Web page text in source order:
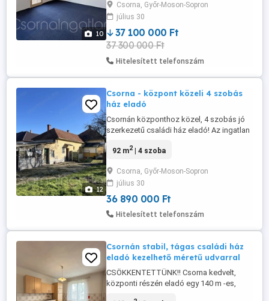
10
társasház - fűtés távhő által EGYÉB: -
bútorozatlan - közös kerékpártároló
CSORNA A kb. 10.000 fős város az M85-
ös gyorsforgalmi ...
Csorna, Győr-Moson-Sopron
július 30
37 100 000 Ft
37 300 000 Ft
Hitelesített telefonszám
12
Csorna - központ közeli 4 szobás
ház eladó
Csornán központhoz közel, 4 szobás jó
szerkezetű családi ház eladó! Az ingatlan
alapterülettel. HELYISÉGEK: - 4 szoba -
- közlekedő - műhely - kazánház,
padlásfeljáróval MŰSZAKI JELLEMZŐK: -
1970-es évben épült - felújítandó állapotú
92 m2| 4 szoba
Csorna, Győr-Moson-Sopron
július 30
36 890 000 Ft
Hitelesített telefonszám
Csornán stabil, tágas családi ház
eladó kezelhető méretű udvarral
CSÖKKENTETTÜNK!! Csorna kedvelt,
központi részén eladó egy 140 m -es,